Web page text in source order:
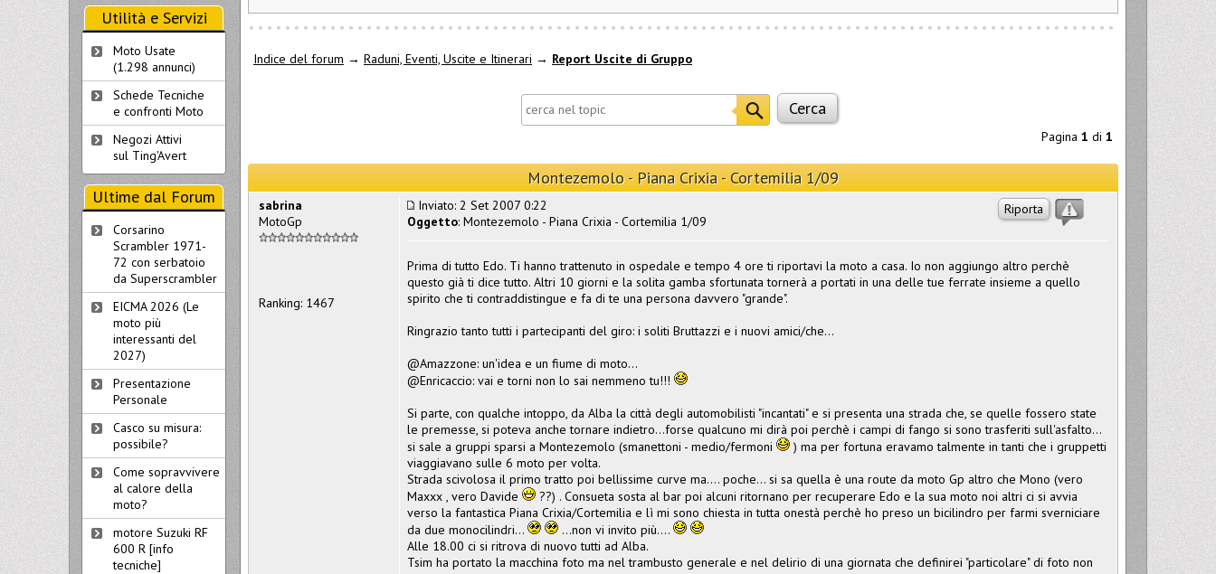
Indice del forum → Raduni, Eventi, Uscite e Itinerari → Report Uscite di Gruppo
Pagina 1 di 1
Montezemolo - Piana Crixia - Cortemilia 1/09
Riporta
Inviato: 2 Set 2007 0:22
Oggetto: Montezemolo - Piana Crixia - Cortemilia 1/09
Prima di tutto Edo. Ti hanno trattenuto in ospedale e tempo 4 ore ti riportavi la moto a casa. Io non aggiungo altro perchè
questo già ti dice tutto. Altri 10 giorni e la solita gamba sfortunata tornerà a portati in una delle tue ferrate insieme a quello
spirito che ti contraddistingue e fa di te una persona davvero "grande".
Ringrazio tanto tutti i partecipanti del giro: i soliti Bruttazzi e i nuovi amici/che...
@Amazzone: un'idea e un fiume di moto...
@Enricaccio: vai e torni non lo sai nemmeno tu!!!
Si parte, con qualche intoppo, da Alba la città degli automobilisti "incantati" e si presenta una strada che, se quelle fossero state
le premesse, si poteva anche tornare indietro...forse qualcuno mi dirà poi perchè i campi di fango si sono trasferiti sull'asfalto...
si sale a gruppi sparsi a Montezemolo (smanettoni - medio/fermoni
) ma per fortuna eravamo talmente in tanti che i gruppetti
viaggiavano sulle 6 moto per volta.
Strada scivolosa il primo tratto poi bellissime curve ma.... poche... si sa quella è una route da moto Gp altro che Mono (vero
Maxxx , vero Davide
??) . Consueta sosta al bar poi alcuni ritornano per recuperare Edo e la sua moto noi altri ci si avvia
verso la fantastica Piana Crixia/Cortemilia e lì mi sono chiesta in tutta onestà perchè ho preso un bicilindro per farmi sverniciare
da due monocilindri...
...non vi invito più....
Alle 18.00 ci si ritrova di nuovo tutti ad Alba.
Tsim ha portato la macchina foto ma nel trambusto generale e nel delirio di una giornata che definirei "particolare" di foto non
sabrina
MotoGp
Ranking: 1467
Utilità e Servizi
Moto Usate
(1.298 annunci)
Schede Tecniche
e confronti Moto
Negozi Attivi
sul Ting'Avert
Ultime dal Forum
Corsarino
Scrambler 1971-
72 con serbatoio
da Superscrambler
EICMA 2026 (Le
moto più
interessanti del
2027)
Presentazione
Personale
Casco su misura:
possibile?
Come sopravvivere
al calore della
moto?
motore Suzuki RF
600 R [info
tecniche]